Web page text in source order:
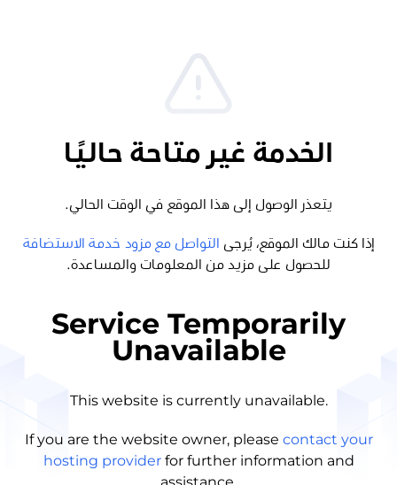
الخدمة غير متاحة حاليًا
يتعذر الوصول إلى هذا الموقع في الوقت الحالي.
إذا كنت مالك الموقع، يُرجى
التواصل مع مزود خدمة الاستضافة
للحصول على مزيد من المعلومات والمساعدة.
Service Temporarily
Unavailable
This website is currently unavailable.
If you are the website owner, please contact your
hosting provider for further information and